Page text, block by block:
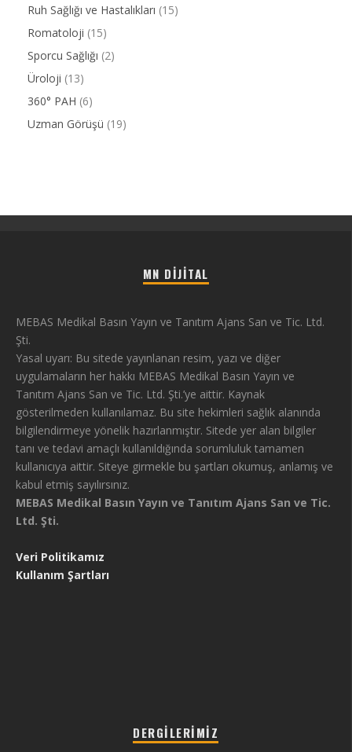
Ruh Sağlığı ve Hastalıkları (15)
Romatoloji (15)
Sporcu Sağlığı (2)
Üroloji (13)
360° PAH (6)
Uzman Görüşü (19)
MN DIJITAL
MEBAS Medikal Basın Yayın ve Tanıtım Ajans San ve Tic. Ltd.
Şti.
Yasal uyarı: Bu sitede yayınlanan resim, yazı ve diğer
uygulamaların her hakkı MEBAS Medikal Basın Yayın ve
Tanıtım Ajans San ve Tic. Ltd. Şti.’ye aittir. Kaynak
gösterilmeden kullanılamaz. Bu site hekimleri sağlık alanında
bilgilendirmeye yönelik hazırlanmıştır. Sitede yer alan bilgiler
tanı ve tedavi amaçlı kullanıldığında sorumluluk tamamen
kullanıcıya aittir. Siteye girmekle bu şartları okumuş, anlamış ve
kabul etmiş sayılırsınız.
MEBAS Medikal Basın Yayın ve Tanıtım Ajans San ve Tic.
Ltd. Şti.
Veri Politikamız
Kullanım Şartları
DERGILERIMIZ